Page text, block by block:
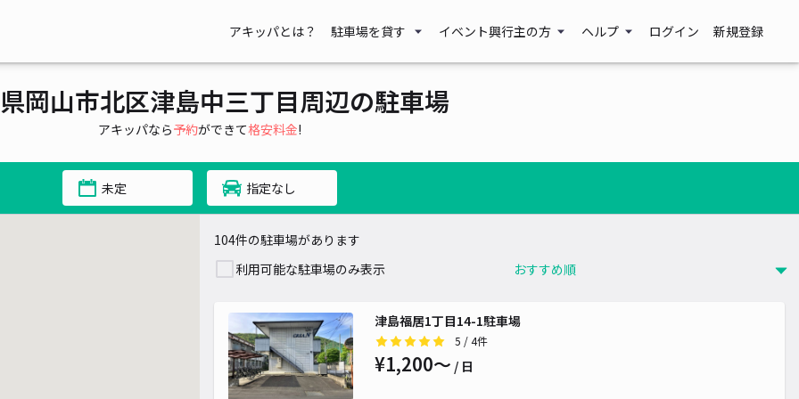
アキッパとは？ 駐車場を貸す イベント興行主の方 ヘルプ ログイン 新規登録
岡山市北区津島中三丁目周辺の駐車場
アキッパなら予約ができて格安料金!
未定 指定なし
104件の駐車場があります
利用可能な駐車場のみ表示
津島福居1丁目14-1駐車場
5 / 4件
¥1,200〜 / 日